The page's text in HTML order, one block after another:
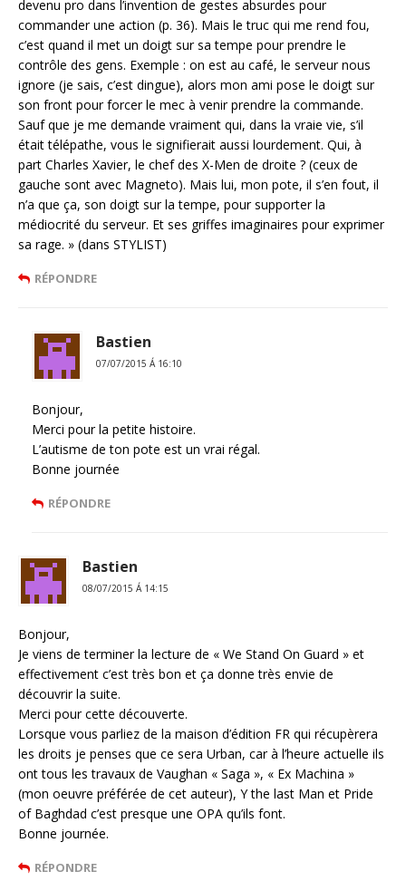
devenu pro dans l’invention de gestes absurdes pour
commander une action (p. 36). Mais le truc qui me rend fou,
c’est quand il met un doigt sur sa tempe pour prendre le
contrôle des gens. Exemple : on est au café, le serveur nous
ignore (je sais, c’est dingue), alors mon ami pose le doigt sur
son front pour forcer le mec à venir prendre la commande.
Sauf que je me demande vraiment qui, dans la vraie vie, s’il
était télépathe, vous le signifierait aussi lourdement. Qui, à
part Charles Xavier, le chef des X-Men de droite ? (ceux de
gauche sont avec Magneto). Mais lui, mon pote, il s’en fout, il
n’a que ça, son doigt sur la tempe, pour supporter la
médiocrité du serveur. Et ses griffes imaginaires pour exprimer
sa rage. » (dans STYLIST)
RÉPONDRE
Bastien
07/07/2015 Á 16:10
Bonjour,
Merci pour la petite histoire.
L’autisme de ton pote est un vrai régal.
Bonne journée
RÉPONDRE
Bastien
08/07/2015 Á 14:15
Bonjour,
Je viens de terminer la lecture de « We Stand On Guard » et
effectivement c’est très bon et ça donne très envie de
découvrir la suite.
Merci pour cette découverte.
Lorsque vous parliez de la maison d’édition FR qui récupèrera
les droits je penses que ce sera Urban, car à l’heure actuelle ils
ont tous les travaux de Vaughan « Saga », « Ex Machina »
(mon oeuvre préférée de cet auteur), Y the last Man et Pride
of Baghdad c’est presque une OPA qu’ils font.
Bonne journée.
RÉPONDRE